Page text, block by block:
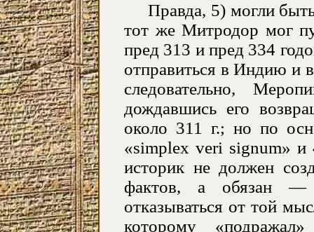
Правда, 5) могли
тот же Митродор мог
пред 313 и пред 334
отправиться в Индию и
следовательно,
дождавшись его
около 311 г.; но по
«simplex veri signum» и
историк не должен
фактов, а обязан
отказываться от той
которому